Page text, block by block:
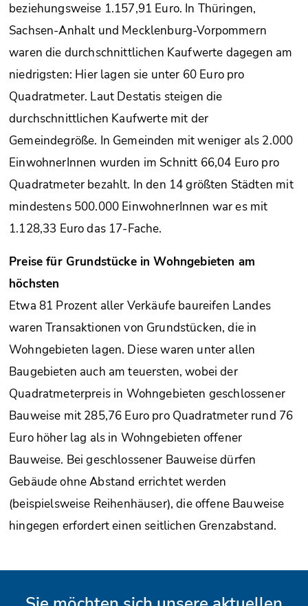
beziehungsweise 1.157,91 Euro. In Thüringen,
Sachsen-Anhalt und Mecklenburg-Vorpommern
waren die durchschnittlichen Kaufwerte dagegen am
niedrigsten: Hier lagen sie unter 60 Euro pro
Quadratmeter. Laut Destatis steigen die
durchschnittlichen Kaufwerte mit der
Gemeindegröße. In Gemeinden mit weniger als 2.000
EinwohnerInnen wurden im Schnitt 66,04 Euro pro
Quadratmeter bezahlt. In den 14 größten Städten mit
mindestens 500.000 EinwohnerInnen war es mit
1.128,33 Euro das 17-Fache.
Preise für Grundstücke in Wohngebieten am
höchsten
Etwa 81 Prozent aller Verkäufe baureifen Landes
waren Transaktionen von Grundstücken, die in
Wohngebieten lagen. Diese waren unter allen
Baugebieten auch am teuersten, wobei der
Quadratmeterpreis in Wohngebieten geschlossener
Bauweise mit 285,76 Euro pro Quadratmeter rund 76
Euro höher lag als in Wohngebieten offener
Bauweise. Bei geschlossener Bauweise dürfen
Gebäude ohne Abstand errichtet werden
(beispielsweise Reihenhäuser), die offene Bauweise
hingegen erfordert einen seitlichen Grenzabstand.